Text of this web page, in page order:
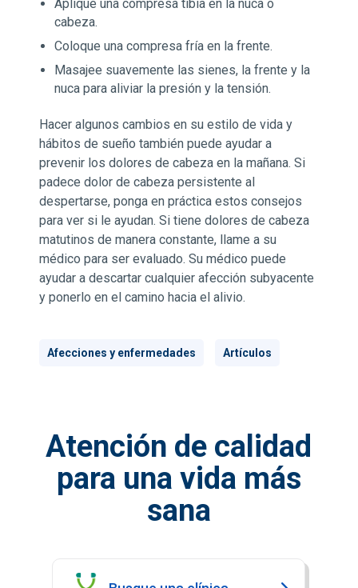
Aplique una compresa tibia en la nuca o
cabeza.
Coloque una compresa fría en la frente.
Masajee suavemente las sienes, la frente y la
nuca para aliviar la presión y la tensión.
Hacer algunos cambios en su estilo de vida y
hábitos de sueño también puede ayudar a
prevenir los dolores de cabeza en la mañana. Si
padece dolor de cabeza persistente al
despertarse, ponga en práctica estos consejos
para ver si le ayudan. Si tiene dolores de cabeza
matutinos de manera constante, llame a su
médico para ser evaluado. Su médico puede
ayudar a descartar cualquier afección subyacente
y ponerlo en el camino hacia el alivio.
Afecciones y enfermedades Artículos
Atención de calidad
para una vida más
sana